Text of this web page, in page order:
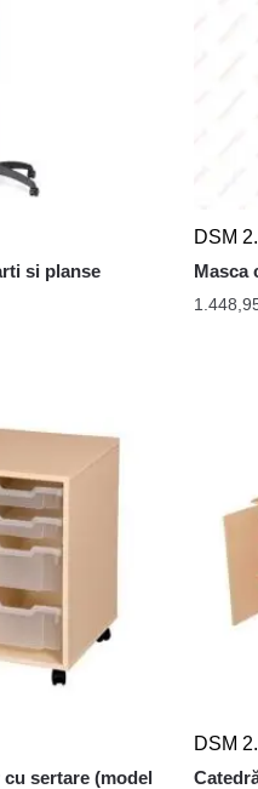
si planse
DSM
Masca
sertare (model
DSM